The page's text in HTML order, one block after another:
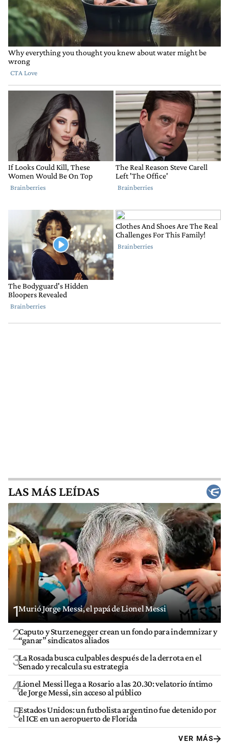
LAS MÁS LEÍDAS
1Murió Jorge Messi, el papá de Lionel Messi
2Caputo y Sturzenegger crean un fondo para indemnizar y
“ganar” sindicatos aliados
3La Rosada busca culpables después de la derrota en el
Senado y recalcula su estrategia
4Lionel Messi llega a Rosario a las 20.30: velatorio íntimo
de Jorge Messi, sin acceso al público
5Estados Unidos: un futbolista argentino fue detenido por
el ICE en un aeropuerto de Florida
VER MÁS